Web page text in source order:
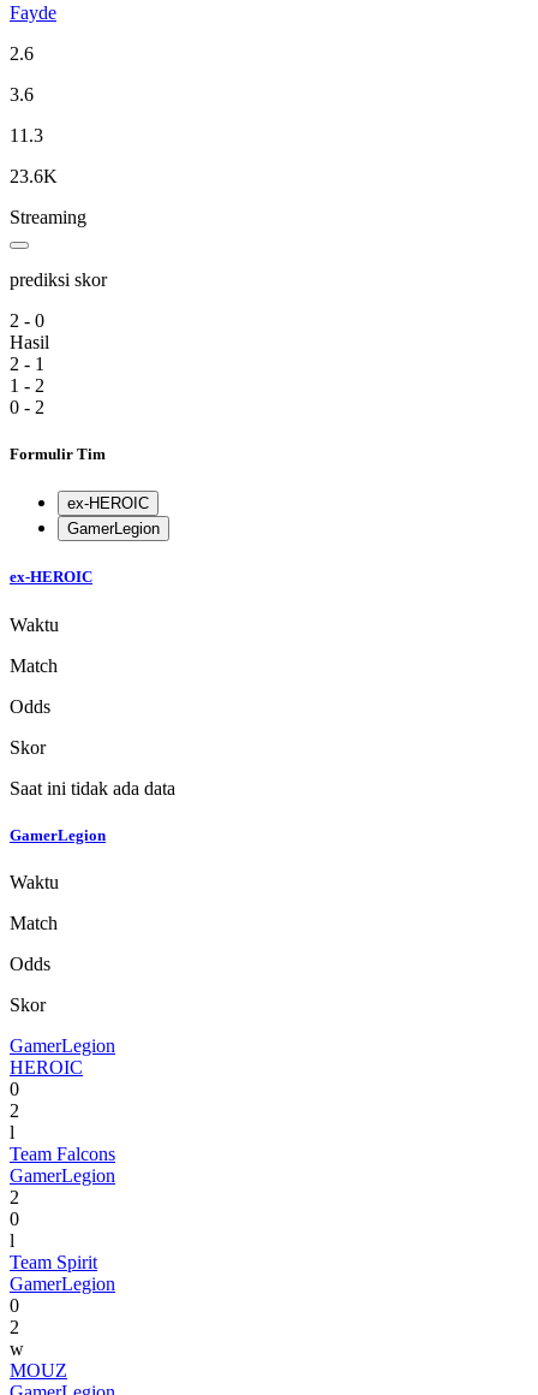
Fayde
2.6
3.6
11.3
23.6K
Streaming
prediksi skor
2 - 0
Hasil
2 - 1
1 - 2
0 - 2
Formulir Tim
ex-HEROIC
GamerLegion
ex-HEROIC
Waktu
Match
Odds
Skor
Saat ini tidak ada data
GamerLegion
Waktu
Match
Odds
Skor
GamerLegion
HEROIC
0
2
l
Team Falcons
GamerLegion
2
0
l
Team Spirit
GamerLegion
0
2
w
MOUZ